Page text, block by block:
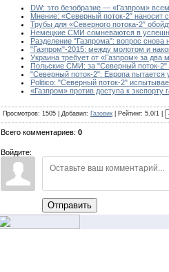
DW: это безобразие — «Газпром»
Мнение: «Северный поток-2″ наносит
Трубы для «Северного потока-2″
Немецкие СМИ сомневаются в
Разделение "Газпрома": вопрос снова
"Газпром"-2015: между молотом и
Украина требует от «Газпром» за два
Польские СМИ: за "Северный поток-2"
"Северный поток-2": Европа пытается
Politico: "Северный поток-2"
«Газпром» против доступа к экспорту
Просмотров: 1505 | Добавил: Газовик | Рейтинг: 5.0/1 |
Всего комментариев: 0
Войдите:
Отправить